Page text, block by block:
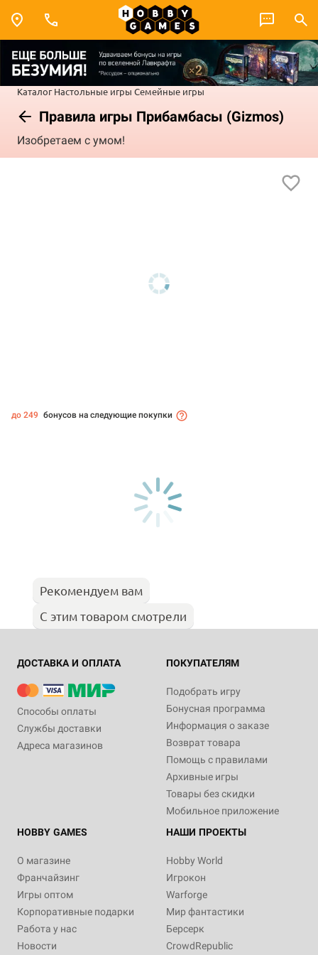
Каталог Настольные игры Семейные игры
Правила игры Прибамбасы (Gizmos)
Изобретаем с умом!
до 249 бонусов на следующие покупки
Рекомендуем вам
С этим товаром смотрели
ДОСТАВКА И ОПЛАТА
Способы оплаты
Службы доставки
Адреса магазинов
ПОКУПАТЕЛЯМ
Подобрать игру
Бонусная программа
Информация о заказе
Возврат товара
Помощь с правилами
Архивные игры
Товары без скидки
Мобильное приложение
HOBBY GAMES
О магазине
Франчайзинг
Игры оптом
Корпоративные подарки
Работа у нас
Новости
НАШИ ПРОЕКТЫ
Hobby World
Игрокон
Warforge
Мир фантастики
Берсерк
CrowdRepublic